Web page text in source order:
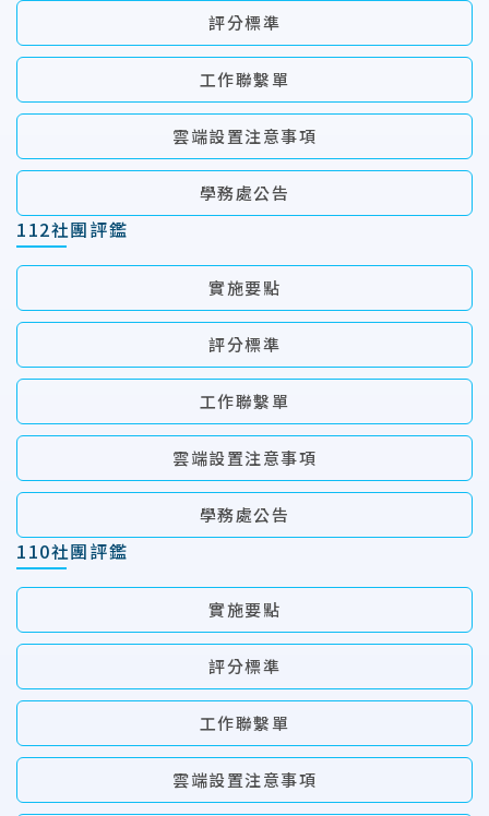
評分標準
工作聯繫單
雲端設置注意事項
學務處公告
112社團評鑑
實施要點
評分標準
工作聯繫單
雲端設置注意事項
學務處公告
110社團評鑑
實施要點
評分標準
工作聯繫單
雲端設置注意事項